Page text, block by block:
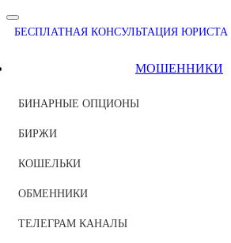
БЕСПЛАТНАЯ КОНСУЛЬТАЦИЯ ЮРИСТА
МОШЕННИКИ
БИНАРНЫЕ ОПЦИОНЫ
БИРЖИ
КОШЕЛЬКИ
ОБМЕННИКИ
ТЕЛЕГРАМ КАНАЛЫ